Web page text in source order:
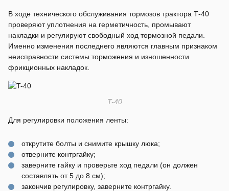
В ходе технического обслуживания тормозов трактора Т-40
проверяют уплотнения на герметичность, промывают
накладки и регулируют свободный ход тормозной педали.
Именно изменения последнего являются главным признаком
неисправности системы торможения и изношенности
фрикционных накладок.
T-40
Для регулировки положения ленты:
открутите болты и снимите крышку люка;
отверните контргайку;
заверните гайку и проверьте ход педали (он должен
составлять от 5 до 8 см);
закончив регулировку, заверните контргайку.